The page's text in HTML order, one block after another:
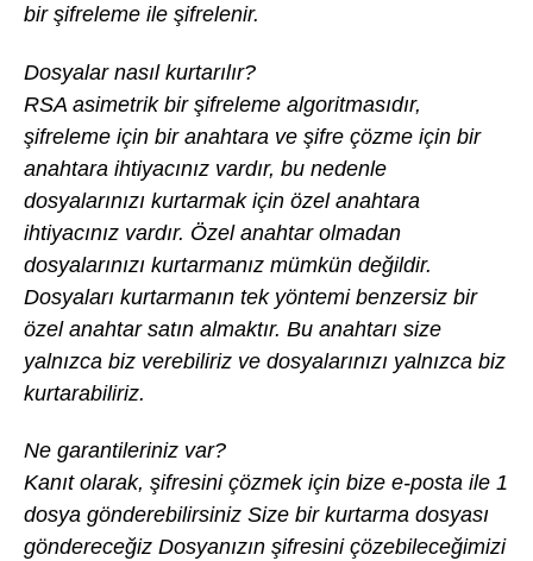
bir şifreleme ile şifrelenir.
Dosyalar nasıl kurtarılır?
RSA asimetrik bir şifreleme algoritmasıdır,
şifreleme için bir anahtara ve şifre çözme için bir
anahtara ihtiyacınız vardır, bu nedenle
dosyalarınızı kurtarmak için özel anahtara
ihtiyacınız vardır. Özel anahtar olmadan
dosyalarınızı kurtarmanız mümkün değildir.
Dosyaları kurtarmanın tek yöntemi benzersiz bir
özel anahtar satın almaktır. Bu anahtarı size
yalnızca biz verebiliriz ve dosyalarınızı yalnızca biz
kurtarabiliriz.
Ne garantileriniz var?
Kanıt olarak, şifresini çözmek için bize e-posta ile 1
dosya gönderebilirsiniz Size bir kurtarma dosyası
göndereceğiz Dosyanızın şifresini çözebileceğimizi